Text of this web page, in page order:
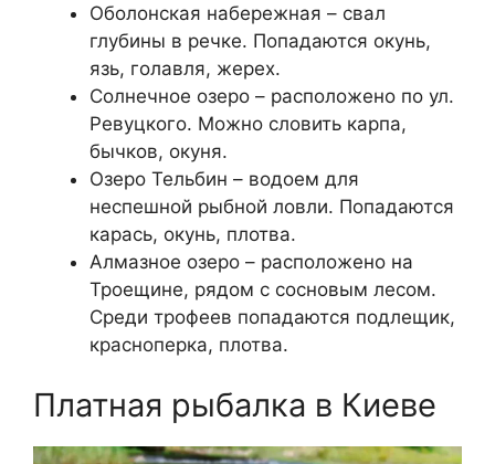
Оболонская набережная – свал
глубины в речке. Попадаются окунь,
язь, голавля, жерех.
Солнечное озеро – расположено по ул.
Ревуцкого. Можно словить карпа,
бычков, окуня.
Озеро Тельбин – водоем для
неспешной рыбной ловли. Попадаются
карась, окунь, плотва.
Алмазное озеро – расположено на
Троещине, рядом с сосновым лесом.
Среди трофеев попадаются подлещик,
красноперка, плотва.
Платная рыбалка в Киеве